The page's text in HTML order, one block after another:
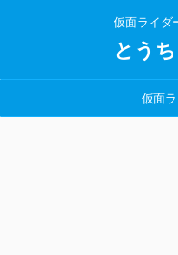
仮面ライダ
とう
仮面